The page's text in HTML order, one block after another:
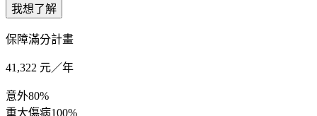
我想了解
保障滿分計畫
41,322 元／年
意外80%
重大傷病100%